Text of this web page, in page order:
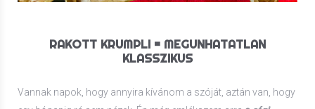
RAKOTT KRUMPLI = MEGUNHATATLAN
KLASSZIKUS
Vannak napok, hogy annyira kívánom a szóját, aztán van, hogy